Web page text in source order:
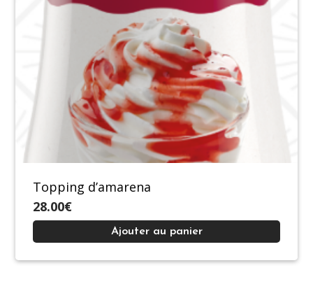
Topping d’amarena
28.00€
Ajouter au panier